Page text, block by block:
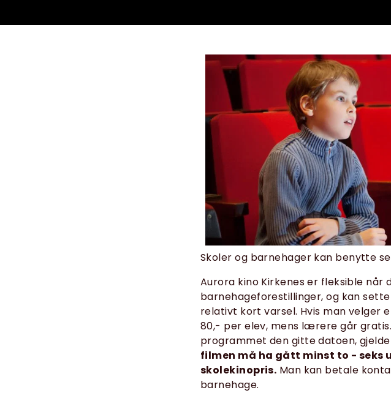
Skoler og barnehager kan benytte
Aurora kino Kirkenes er fleksible
barnehageforestillinger, og kan
relativt kort varsel. Hvis man velger
80,- per elev, mens lærere går
programmet den gitte datoen,
filmen må ha gått minst to - seks
skolekinopris. Man kan betale
barnehage.